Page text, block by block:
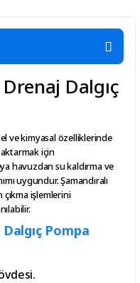
Dalgıç
ve kimyasal özelliklerinde
için
havuzdan su kaldırma ve
uygundur. Şamandıralı
işlemlerini
Pompa